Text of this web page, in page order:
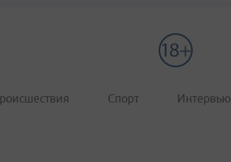
Спорт Интервью